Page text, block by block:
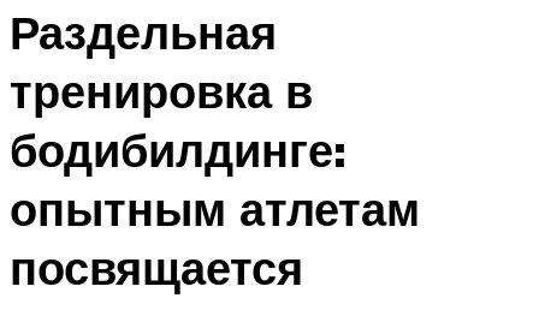
Раздельная
тренировка в
бодибилдинге:
опытным атлетам
посвящается